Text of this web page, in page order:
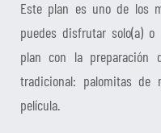
Este plan es uno de los
puedes disfrutar solo(a)
plan con la preparación
tradicional: palomitas
película.